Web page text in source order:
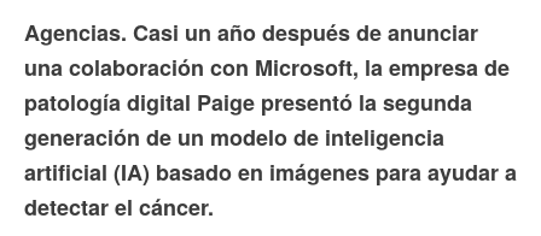
Agencias. Casi un año después de anunciar
una colaboración con Microsoft, la empresa de
patología digital Paige presentó la segunda
generación de un modelo de inteligencia
artificial (IA) basado en imágenes para ayudar a
detectar el cáncer.